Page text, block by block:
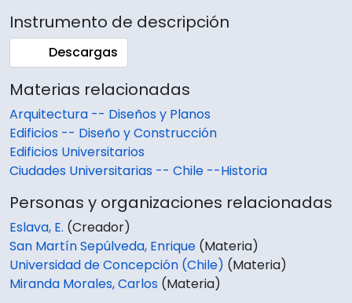
Instrumento de descripción
Descargas
Materias relacionadas
Arquitectura -- Diseños y Planos
Edificios -- Diseño y Construcción
Edificios Universitarios
Ciudades Universitarias -- Chile --Historia
Personas y organizaciones relacionadas
Eslava, E. (Creador)
San Martín Sepúlveda, Enrique (Materia)
Universidad de Concepción (Chile) (Materia)
Miranda Morales, Carlos (Materia)